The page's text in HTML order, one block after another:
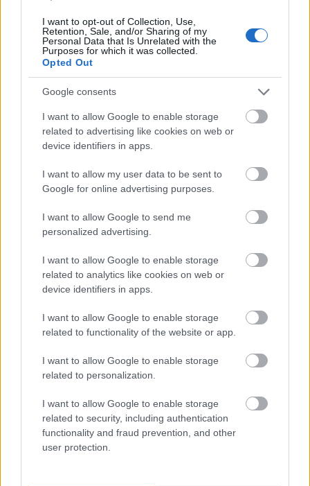
I want to opt-out of Collection, Use,
Retention, Sale, and/or Sharing of my
Personal Data that Is Unrelated with the
Purposes for which it was collected.
Opted Out
Google consents
I want to allow Google to enable storage
related to advertising like cookies on web or
device identifiers in apps.
I want to allow my user data to be sent to
Google for online advertising purposes.
I want to allow Google to send me
personalized advertising.
I want to allow Google to enable storage
related to analytics like cookies on web or
device identifiers in apps.
I want to allow Google to enable storage
related to functionality of the website or app.
I want to allow Google to enable storage
related to personalization.
I want to allow Google to enable storage
related to security, including authentication
functionality and fraud prevention, and other
user protection.
27. hét 1poszt
26. hét1 poszt
25. hét2poszt
24. hét 2poszt
2022.22. hét1poszt
21. hét2poszt
20. hét 1 poszt
19. hét 1poszt
18. hét 1poszt
16. hét 1poszt
15. hét1poszt
13. hét 2poszt
12. hét1poszt
10. hét 2poszt
9. hét2 poszt
7. hét1 poszt
6. hét 1
poszt
5. hét 2 poszt
2. hét2poszt
50. hét 3poszt
48. hét 3poszt
47. hét 3poszt
46. hét1 poszt
45. hét2poszt